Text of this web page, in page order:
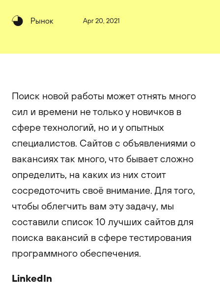
Рынок Apr 20, 2021
Поиск новой работы может отнять много
сил и времени не только у новичков в
сфере технологий, но и у опытных
специалистов. Сайтов с объявлениями о
вакансиях так много, что бывает сложно
определить, на каких из них стоит
сосредоточить своё внимание. Для того,
чтобы облегчить вам эту задачу, мы
составили список 10 лучших сайтов для
поиска вакансий в сфере тестирования
программного обеспечения.
LinkedIn